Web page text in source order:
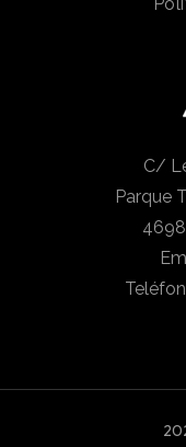
C/
Parque